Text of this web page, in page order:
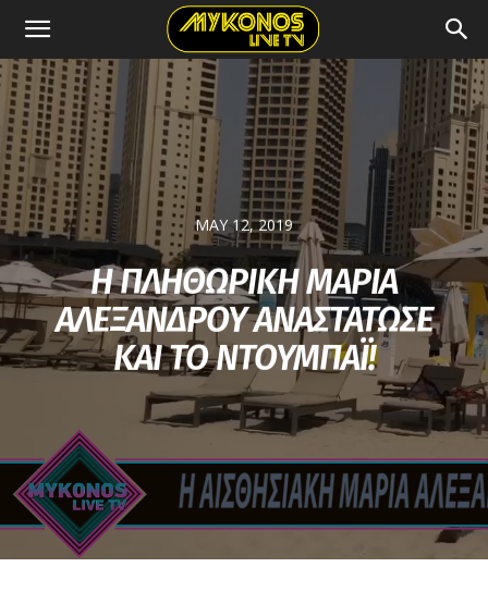
MAY 12, 2019
Η ΠΛΗΘΩΡΙΚΗ ΜΑΡΙΑ
ΑΛΕΞΑΝΔΡΟΥ ΑΝΑΣΤΑΤΩΣΕ
ΚΑΙ ΤΟ ΝΤΟΥΜΠΑΪ!